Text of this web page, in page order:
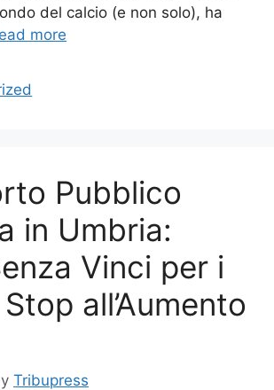
del calcio (e non solo), ha
more
Pubblico
in Umbria:
Vinci per i
all’Aumento
Tribupress